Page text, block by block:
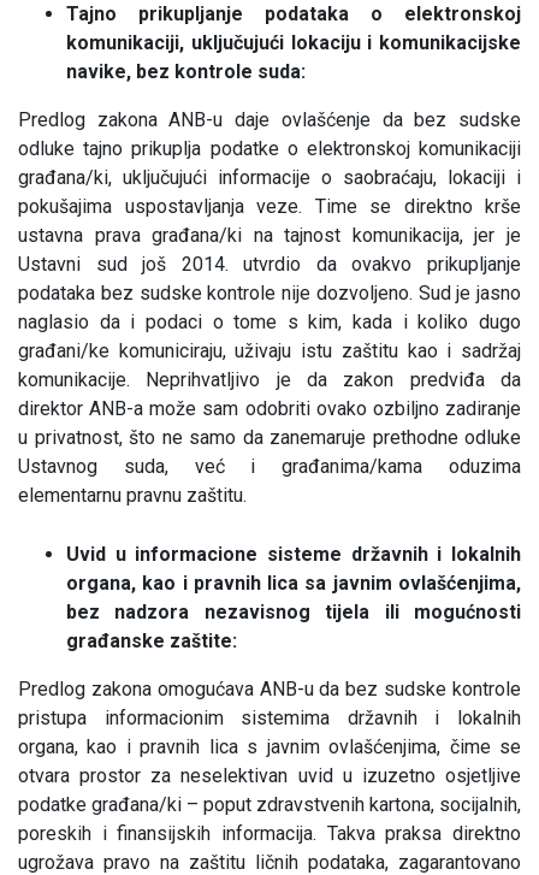
Tajno prikupljanje podataka o elektronskoj
komunikaciji, uključujući lokaciju i komunikacijske
navike, bez kontrole suda:
Predlog zakona ANB-u daje ovlašćenje da bez sudske
odluke tajno prikuplja podatke o elektronskoj komunikaciji
građana/ki, uključujući informacije o saobraćaju, lokaciji i
pokušajima uspostavljanja veze. Time se direktno krše
ustavna prava građana/ki na tajnost komunikacija, jer je
Ustavni sud još 2014. utvrdio da ovakvo prikupljanje
podataka bez sudske kontrole nije dozvoljeno. Sud je jasno
naglasio da i podaci o tome s kim, kada i koliko dugo
građani/ke komuniciraju, uživaju istu zaštitu kao i sadržaj
komunikacije. Neprihvatljivo je da zakon predviđa da
direktor ANB-a može sam odobriti ovako ozbiljno zadiranje
u privatnost, što ne samo da zanemaruje prethodne odluke
Ustavnog suda, već i građanima/kama oduzima
elementarnu pravnu zaštitu.
Uvid u informacione sisteme državnih i lokalnih
organa, kao i pravnih lica sa javnim ovlašćenjima,
bez nadzora nezavisnog tijela ili mogućnosti
građanske zaštite:
Predlog zakona omogućava ANB-u da bez sudske kontrole
pristupa informacionim sistemima državnih i lokalnih
organa, kao i pravnih lica s javnim ovlašćenjima, čime se
otvara prostor za neselektivan uvid u izuzetno osjetljive
podatke građana/ki – poput zdravstvenih kartona, socijalnih,
poreskih i finansijskih informacija. Takva praksa direktno
ugrožava pravo na zaštitu ličnih podataka, zagarantovano